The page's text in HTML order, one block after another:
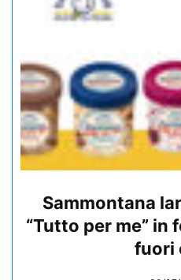
Sammontana
“Tutto per me” in
fuori